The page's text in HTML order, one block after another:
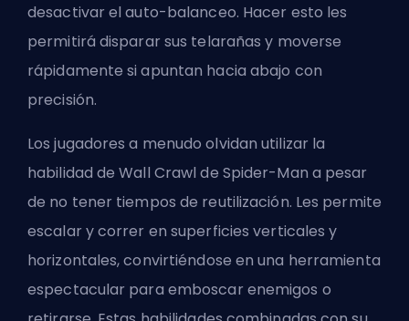
desactivar el auto-balanceo. Hacer esto les
permitirá disparar sus telarañas y moverse
rápidamente si apuntan hacia abajo con
precisión.
Los jugadores a menudo olvidan utilizar la
habilidad de Wall Crawl de Spider-Man a pesar
de no tener tiempos de reutilización. Les permite
escalar y correr en superficies verticales y
horizontales, convirtiéndose en una herramienta
espectacular para emboscar enemigos o